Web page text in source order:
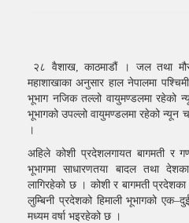
२८ वैशाख, काठमाडौं । जल तथा मौसम
महाशाखाका अनुसार हाल नेपालमा
भूभाग नजिक तल्लो वायुमण्डलमा रहेको
भूभागको उपल्लो वायुमण्डलमा रहेको
।
अहिले कोशी प्रदेशलगायत बागमती र
भूभागमा साधारणतया बादल तथा
लागिरहेको छ । कोशी र बागमती प्रदेशका
लुम्बिनी प्रदेशको हिमाली भूभागको
मध्यम वर्षा भइरहेको छ ।